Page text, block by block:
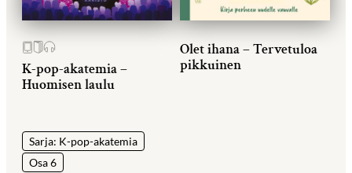
K-pop-akatemia –
Huomisen laulu
Sarja: K-pop-akatemia
Osa 6
Olet ihana – Tervetuloa
pikkuinen